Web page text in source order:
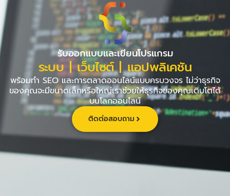
Skip
to
content
รับออกแบบและเขียนโปรแกรม
ระบบ | เว็บไซต์ | แอปพลิเคชัน
พร้อมทำ SEO และการตลาดออนไลน์แบบครบวงจร ไม่ว่าธุรกิจ
ของคุณจะมีขนาดเล็กหรือใหญ่เราช่วยให้ธุรกิจของคุณเติบโตได้
บนโลกออนไลน์
ติดต่อสอบถาม